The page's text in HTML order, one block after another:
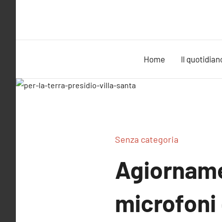
Home Il
Senza categoria
microfoni